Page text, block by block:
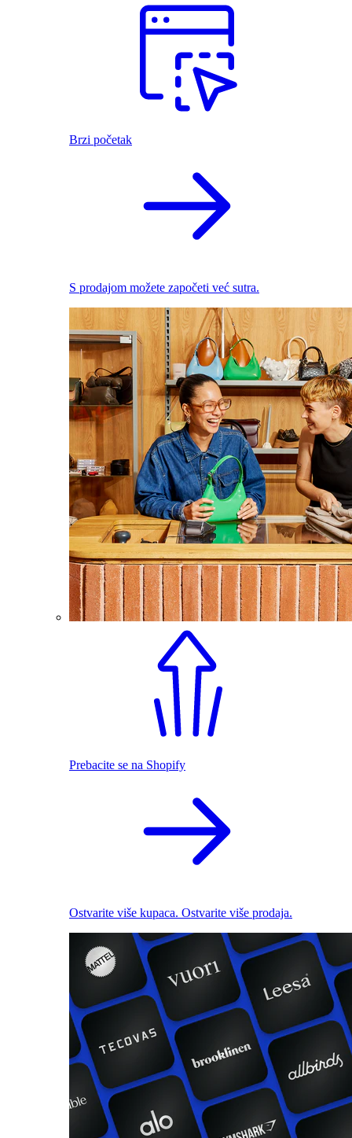
Brzi početak
S prodajom možete započeti već sutra.
Prebacite se na Shopify
Ostvarite više kupaca. Ostvarite više prodaja.